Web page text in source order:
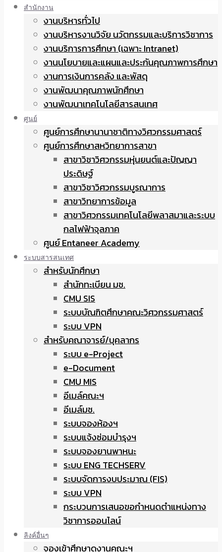
สำนักงาน
งานบริหารทั่วไป
งานบริหารงานวิจัย นวัตกรรมและบริการวิชาการ
งานบริการการศึกษา (เฉพาะ Intranet)
งานนโยบายและแผนและประกันคุณภาพการศึกษา
งานการเงินการคลัง และพัสดุ
งานพัฒนาคุณภาพนักศึกษา
งานพัฒนาเทคโนโลยีสารสนเทศ
ศูนย์
ศูนย์การศึกษานานาชาติทางวิศวกรรมศาสตร์
ศูนย์การศึกษาสหวิทยาการสาขา
สาขาวิชาวิศวกรรมหุ่นยนต์และปัญญา
ประดิษฐ์
สาขาวิชาวิศวกรรมบูรณาการ
สาขาวิทยาการข้อมูล
สาขาวิศวกรรมเทคโนโลยีพลาสมาและระบบ
กลไฟฟ้าจุลภาค
ศูนย์ Entaneer Academy
ระบบสารสนเทศ
สำหรับนักศึกษา
สำนักทะเบียน มช.
CMU SIS
ระบบบัณฑิตศึกษาคณะวิศวกรรมศาสตร์
ระบบ VPN
สำหรับคณาจารย์/บุคลากร
ระบบ e-Project
e-Document
CMU MIS
อีเมล์คณะฯ
อีเมล์มช.
ระบบจองห้องฯ
ระบบแจ้งซ่อมบำรุงฯ
ระบบจองยานพาหนะ
ระบบ ENG TECHSERV
ระบบจัดการงบประมาณ (FIS)
ระบบ VPN
กระบวนการเสนอขอกำหนดตำแหน่งทาง
วิชาการออนไลน์
ลิงค์อื่นๆ
จองเข้าศึกษาดูงานคณะฯ